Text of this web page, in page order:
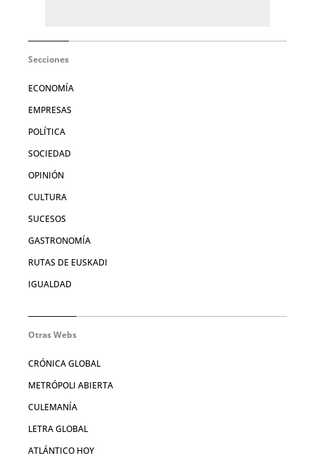
Secciones
ECONOMÍA
EMPRESAS
POLÍTICA
SOCIEDAD
OPINIÓN
CULTURA
SUCESOS
GASTRONOMÍA
RUTAS DE EUSKADI
IGUALDAD
Otras Webs
CRÓNICA GLOBAL
METRÓPOLI ABIERTA
CULEMANÍA
LETRA GLOBAL
ATLÁNTICO HOY